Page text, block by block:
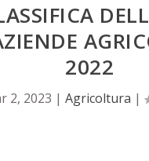
2022
2, 2023 | Agricoltura |